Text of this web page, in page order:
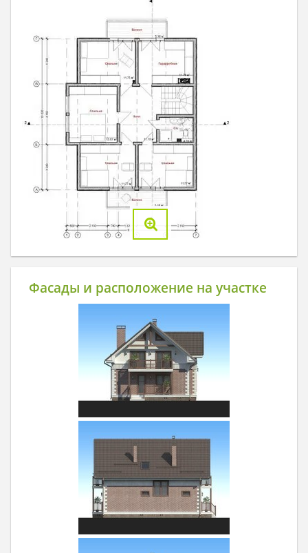
Фасады и расположение на участке